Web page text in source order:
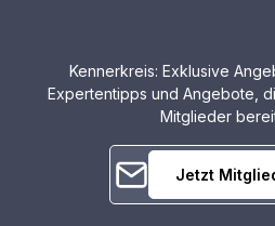
Konfiguration ist ein klangvolles
Erlebnis garantiert.
Kennerkreis: Exklusive
Expertentipps und Angebote,
Mitglieder
Jetzt